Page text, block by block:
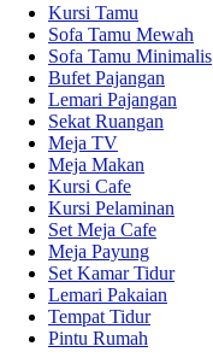
Kursi Tamu
Sofa Tamu Mewah
Sofa Tamu Minimalis
Bufet Pajangan
Lemari Pajangan
Sekat Ruangan
Meja TV
Meja Makan
Kursi Cafe
Kursi Pelaminan
Set Meja Cafe
Meja Payung
Set Kamar Tidur
Lemari Pakaian
Tempat Tidur
Pintu Rumah